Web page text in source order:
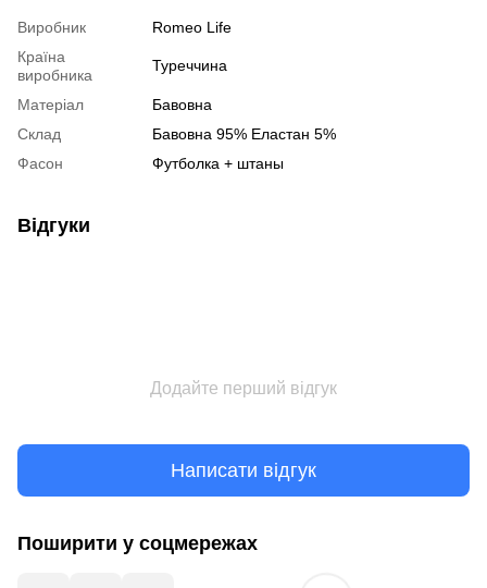
Виробник
Romeo Life
Країна
виробника
Туреччина
Матеріал
Бавовна
Склад
Бавовна 95% Еластан 5%
Фасон
Футболка + штаны
Відгуки
Додайте перший відгук
Написати відгук
Поширити у соцмережах